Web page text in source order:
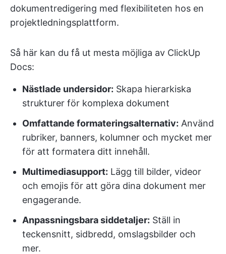
dokumentredigering med flexibiliteten hos en
projektledningsplattform.
Så här kan du få ut mesta möjliga av ClickUp
Docs:
Nästlade undersidor: Skapa hierarkiska
strukturer för komplexa dokument
Omfattande formateringsalternativ: Använd
rubriker, banners, kolumner och mycket mer
för att formatera ditt innehåll.
Multimediasupport: Lägg till bilder, videor
och emojis för att göra dina dokument mer
engagerande.
Anpassningsbara siddetaljer: Ställ in
teckensnitt, sidbredd, omslagsbilder och
mer.